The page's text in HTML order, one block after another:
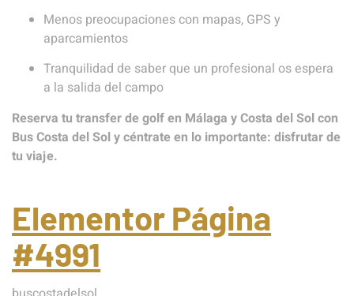
Menos preocupaciones con mapas, GPS y
aparcamientos
Tranquilidad de saber que un profesional os espera
a la salida del campo
Reserva tu transfer de golf en Málaga y Costa del Sol con
Bus Costa del Sol y céntrate en lo importante: disfrutar de
tu viaje.
Elementor Página
#4991